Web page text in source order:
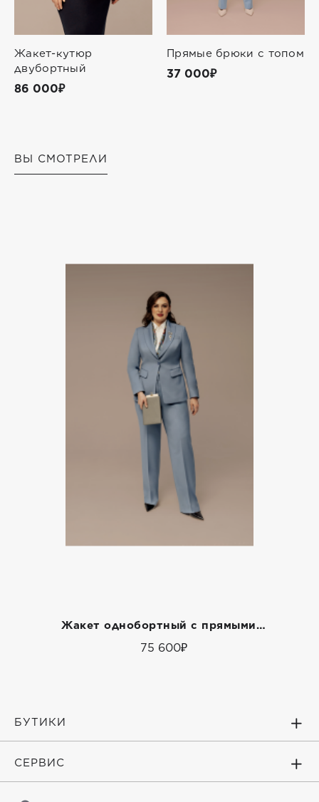
Жакет-кутюр
двубортный
86 000₽
Прямые брюки с топом
37 000₽
ВЫ СМОТРЕЛИ
Жакет однобортный с прямыми брюками
75 600₽
БУТИКИ
СЕРВИС